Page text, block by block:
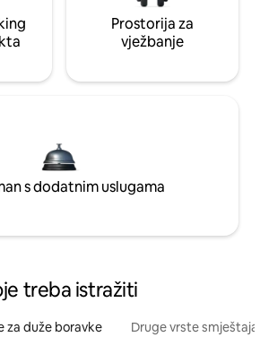
Prostorija za
vježbanje
s dodatnim uslugama
treba istražiti
za duže boravke Druge vrste smještaja